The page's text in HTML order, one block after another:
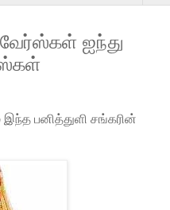
ஐந்து
பனித்துளி சங்கரின்